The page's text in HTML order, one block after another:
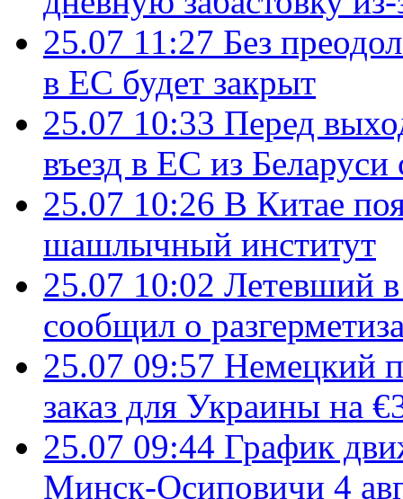
25.07 11:27 Без
в ЕС будет закрыт
25.07 10:33 Перед
въезд в ЕС из Беларуси
25.07 10:26 В Китае
шашлычный институт
25.07 10:02 Летевший
сообщил о
25.07 09:57 Немецкий
заказ для Украины на
25.07 09:44 График
Минск-Осиповичи 4